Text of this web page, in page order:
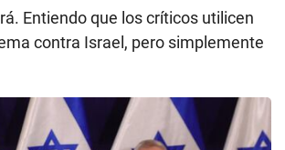
Entiendo que los críticos utilicen
contra Israel, pero simplemente